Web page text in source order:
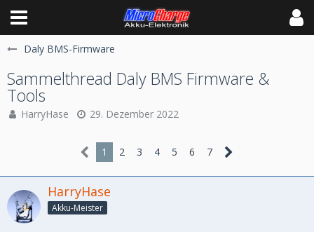
Daly BMS-Firmware
Sammelthread Daly BMS Firmware &
Tools
HarryHase 29. Dezember 2022
1 2 3 4 5 6 7
HarryHase
Akku-Meister